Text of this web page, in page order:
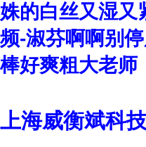
姝的白丝又湿又
频-淑芬啊啊别
棒好爽粗大老师
上海威衡斌科